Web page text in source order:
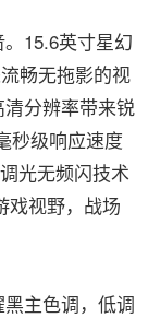
15.6英寸星幻
畅无拖影的视
分辨率带来锐
秒级响应速度
光无频闪技术
戏视野，战场
主色调，低调